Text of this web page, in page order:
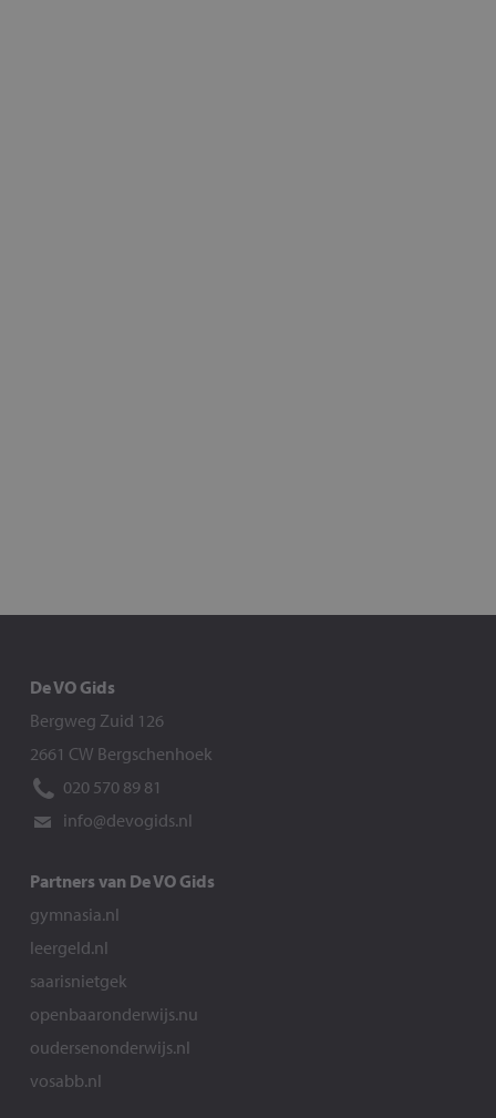
De VO Gids
Bergweg Zuid 126
2661 CW Bergschenhoek
020 570 89 81
info@devogids.nl
Partners van De VO Gids
gymnasia.nl
leergeld.nl
saarisnietgek
openbaaronderwijs.nu
oudersenonderwijs.nl
vosabb.nl